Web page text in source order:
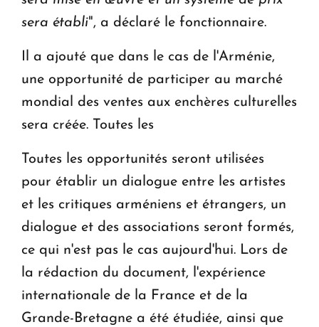
sera établi", a déclaré le fonctionnaire.
Il a ajouté que dans le cas de l'Arménie,
une opportunité de participer au marché
mondial des ventes aux enchères culturelles
sera créée. Toutes les
Toutes les opportunités seront utilisées
pour établir un dialogue entre les artistes
et les critiques arméniens et étrangers, un
dialogue et des associations seront formés,
ce qui n'est pas le cas aujourd'hui. Lors de
la rédaction du document, l'expérience
internationale de la France et de la
Grande-Bretagne a été étudiée, ainsi que